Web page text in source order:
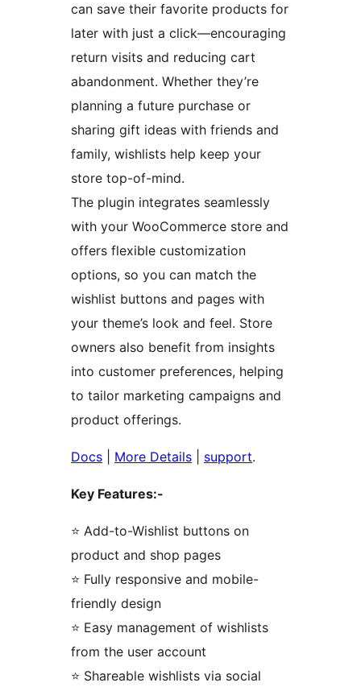
can save their favorite products for
later with just a click—encouraging
return visits and reducing cart
abandonment. Whether they’re
planning a future purchase or
sharing gift ideas with friends and
family, wishlists help keep your
store top-of-mind.
The plugin integrates seamlessly
with your WooCommerce store and
offers flexible customization
options, so you can match the
wishlist buttons and pages with
your theme’s look and feel. Store
owners also benefit from insights
into customer preferences, helping
to tailor marketing campaigns and
product offerings.
Docs More Details support.
Key Features:-
⭐ Add-to-Wishlist buttons on
product and shop pages
⭐ Fully responsive and mobile-
friendly design
⭐ Easy management of wishlists
from the user account
⭐ Shareable wishlists via social